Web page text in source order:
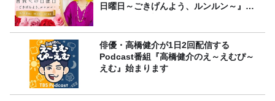
日曜日～ごきげんよう、ルンルン～』
俳優・高橋健介が1日2回配信する
Podcast番組『高橋健介のえ～えむぴ～
えむ』始まります